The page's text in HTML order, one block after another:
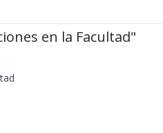
en la Facultad"